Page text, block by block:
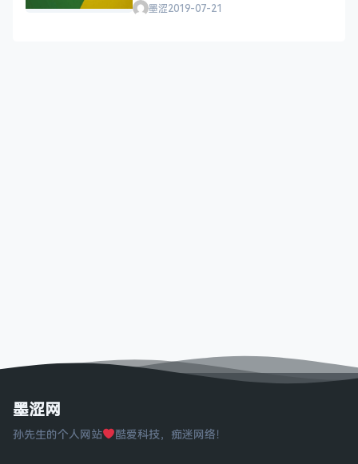
墨涩2019-07-21
墨涩网
孙先生的个人网站 酷爱科技，痴迷网络！